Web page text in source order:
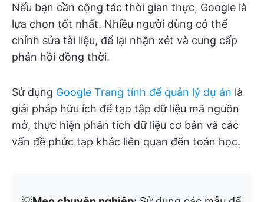
Nếu bạn cần cộng tác thời gian thực, Google là
lựa chọn tốt nhất. Nhiều người dùng có thể
chỉnh sửa tài liệu, để lại nhận xét và cung cấp
phản hồi đồng thời.
Sử dụng Google Trang tính để quản lý dự án là
giải pháp hữu ích để tạo tập dữ liệu mã nguồn
mở, thực hiện phân tích dữ liệu cơ bản và các
vấn đề phức tạp khác liên quan đến toán học.